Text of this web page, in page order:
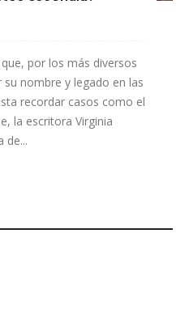
por los más diversos
nombre y legado en las
recordar casos como el
la escritora Virginia
de...